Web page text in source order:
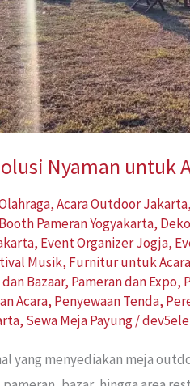
Nyaman untuk
,Acara Outdoor Jakarta
Booth Pameran Yogyakarta,
, Event Organizer Jogja,
Musik, Furnitur untuk Acara
Bazaar, Pameran dan Expo,
Acara, Penyewaan Tenda,
, Sewa Meja Payung/
yang menyediakan meja